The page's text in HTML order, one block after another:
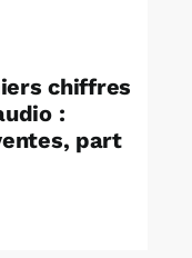
chiffres
:
part